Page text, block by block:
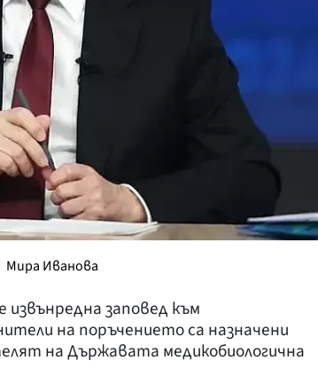
ОБЯВИ
ВОЙНАТА В
ВРЕМЕТО
Мира Иванова
заповед към
на поръчението са назначени
на Държавата медикобиологична